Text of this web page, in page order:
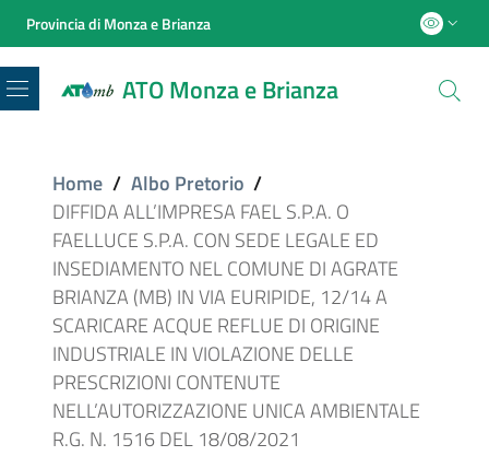
Provincia di Monza e Brianza
ATO Monza e Brianza
Menu
Home / Albo Pretorio /
DIFFIDA ALL’IMPRESA FAEL S.P.A. O
FAELLUCE S.P.A. CON SEDE LEGALE ED
INSEDIAMENTO NEL COMUNE DI AGRATE
BRIANZA (MB) IN VIA EURIPIDE, 12/14 A
SCARICARE ACQUE REFLUE DI ORIGINE
INDUSTRIALE IN VIOLAZIONE DELLE
PRESCRIZIONI CONTENUTE
NELL’AUTORIZZAZIONE UNICA AMBIENTALE
R.G. N. 1516 DEL 18/08/2021